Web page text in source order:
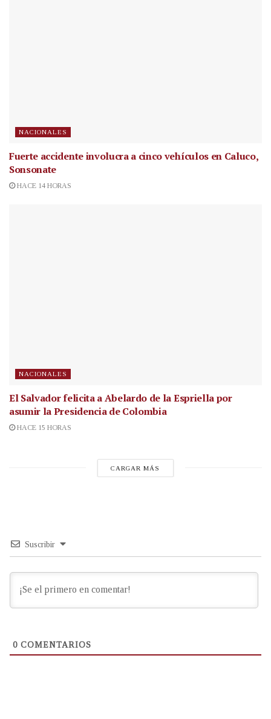
NACIONALES
Fuerte accidente involucra a cinco vehículos en Caluco,
Sonsonate
HACE 14 HORAS
NACIONALES
El Salvador felicita a Abelardo de la Espriella por
asumir la Presidencia de Colombia
HACE 15 HORAS
CARGAR MÁS
Suscribir
0 COMENTARIOS